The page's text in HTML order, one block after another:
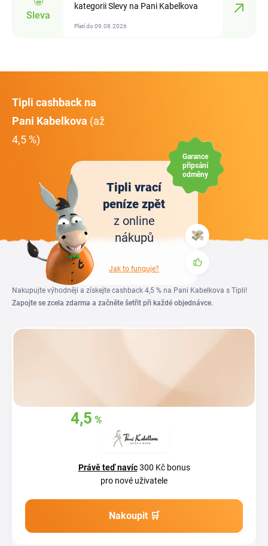
Sleva
kategorii Slevy na Pani Kabelkova
Platí do 09.08.2026
Tipli cashback na
Pani Kabelkova (až
4,5 %)
Tipli vrací
peníze zpět
z online
nákupů
Jak to funguje?
Garance
připsání
odměny
Nakupujte výhodněji a získejte cashback 4,5 % na Pani Kabelkova s Tipli!
Zapojte se zcela zdarma a začněte šetřit při každé objednávce.
4,5 %
Právě teď navíc300 Kč bonus
pro nové uživatele
Nakoupit 🛒